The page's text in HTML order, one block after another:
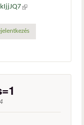
(külső